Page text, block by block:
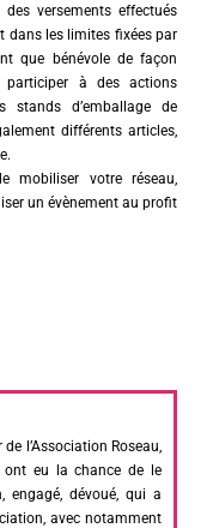
versements effectués
dans les limites fixées par
que bénévole de façon
participer à des actions
stands d’emballage de
différents articles,
mobiliser votre réseau,
un évènement au profit
de l’Association Roseau,
ont eu la chance de le
engagé, dévoué, qui a
avec notamment